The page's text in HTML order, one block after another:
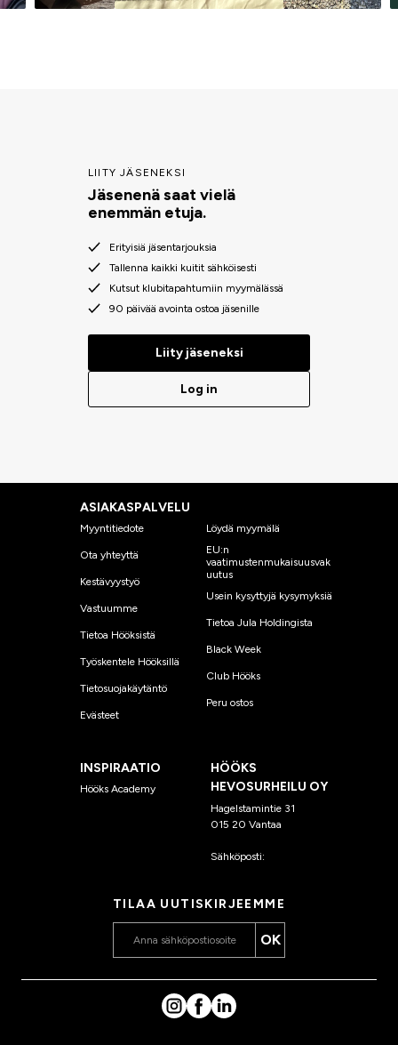
LIITY JÄSENEKSI
Jäsenenä saat vielä
enemmän etuja.
Erityisiä jäsentarjouksia
Tallenna kaikki kuitit sähköisesti
Kutsut klubitapahtumiin myymälässä
90 päivää avointa ostoa jäsenille
Liity jäseneksi
Log in
ASIAKASPALVELU
Myyntitiedote
Ota yhteyttä
Kestävyystyö
Vastuumme
Tietoa Hööksistä
Työskentele Hööksillä
Tietosuojakäytäntö
Evästeet
Löydä myymälä
EU:n
vaatimustenmukaisuusvak
uutus
Usein kysyttyjä kysymyksiä
Tietoa Jula Holdingista
Black Week
Club Hööks
Peru ostos
INSPIRAATIO
Hööks Academy
HÖÖKS
HEVOSURHEILU OY
Hagelstamintie 31
015 20 Vantaa
Sähköposti:
TILAA UUTISKIRJEEMME
OK